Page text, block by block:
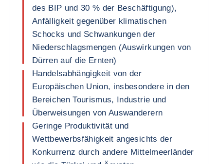
des BIP und 30 % der Beschäftigung),
Anfälligkeit gegenüber klimatischen
Schocks und Schwankungen der
Niederschlagsmengen (Auswirkungen von
Dürren auf die Ernten)
Handelsabhängigkeit von der
Europäischen Union, insbesondere in den
Bereichen Tourismus, Industrie und
Überweisungen von Auswanderern
Geringe Produktivität und
Wettbewerbsfähigkeit angesichts der
Konkurrenz durch andere Mittelmeerländer